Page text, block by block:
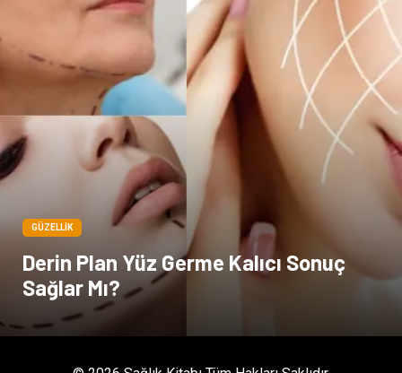
Acil ve İlkyardım
GÜZELLIK
Derin Plan Yüz Germe Kalıcı Sonuç
Sağlar Mı?